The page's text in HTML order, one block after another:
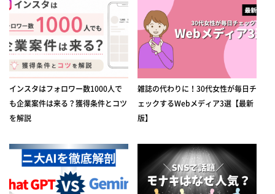
インスタはフォロワー数1000人で
も企業案件は来る？獲得条件とコツ
を解説
雑誌の代わりに！30代女性が毎日チ
ェックするWebメディア3選【最新
版】